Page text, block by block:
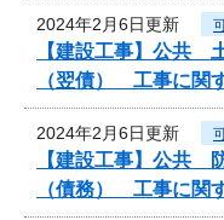
2024年2月6日更新
【建設工事】公共
（翌債） 工事に関
2024年2月6日更新
【建設工事】公共
（債務） 工事に関